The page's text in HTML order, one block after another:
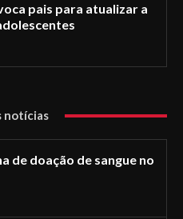
pais para atualizar a
notícias
de doação de sangue no